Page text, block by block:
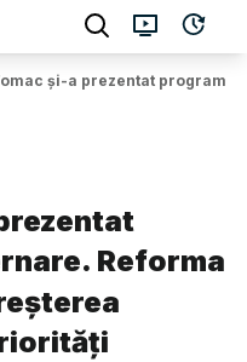
și-a prezentat
Reforma